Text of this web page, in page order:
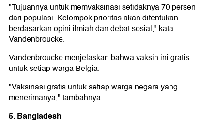
"Tujuannya untuk memvaksinasi setidaknya 70 persen
dari populasi. Kelompok prioritas akan ditentukan
berdasarkan opini ilmiah dan debat sosial," kata
Vandenbroucke.
Vandenbroucke menjelaskan bahwa vaksin ini gratis
untuk setiap warga Belgia.
"Vaksinasi gratis untuk setiap warga negara yang
menerimanya," tambahnya.
5. Bangladesh